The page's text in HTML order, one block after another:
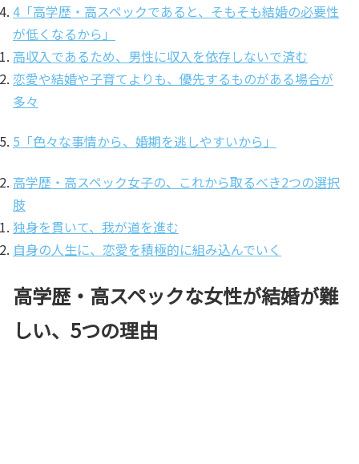
4「高学歴・高スペックであると、そもそも結婚の必要性
が低くなるから」
高収入であるため、男性に収入を依存しないで済む
恋愛や結婚や子育てよりも、優先するものがある場合が
多々
5「色々な事情から、婚期を逃しやすいから」
高学歴・高スペック女子の、これから取るべき2つの選択
肢
独身を貫いて、我が道を進む
自身の人生に、恋愛を積極的に組み込んでいく
高学歴・高スペックな女性が結婚が難
しい、5つの理由